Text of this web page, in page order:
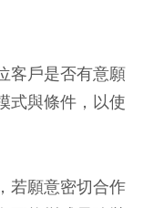
客戶是否有意願
式與條件，以使
若願意密切合作